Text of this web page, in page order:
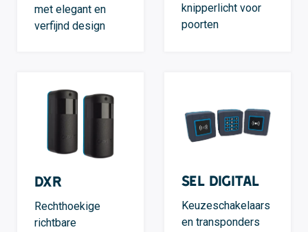
met elegant en
verfijnd design
knipperlicht voor
poorten
DXR
Rechthoekige
richtbare
SEL Digital
Keuzeschakelaars
en transponders